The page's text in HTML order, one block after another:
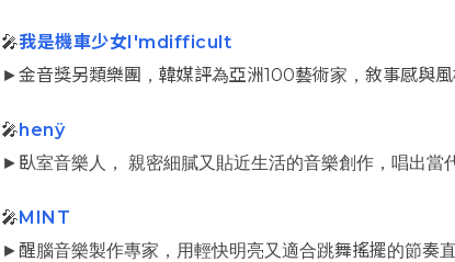
🎤我是機車少女I'mdifficult
►金音獎另類樂團，韓媒評為亞洲100藝術家，敘事感與風
🎤henÿ
►臥室音樂人， 親密細膩又貼近生活的音樂創作，唱出當
🎤MINT
►醒腦音樂製作專家，用輕快明亮又適合跳舞搖擺的節奏直